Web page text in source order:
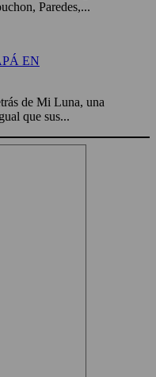
Paredes,...
EN
de Mi Luna, una
que sus...